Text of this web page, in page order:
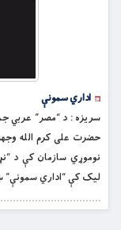
اداري سمونې
سریزه : د “مصر” عربي
حضرت على کرم الله
نوموړي سازمان کې د
ليک کې “اداري سمونې”